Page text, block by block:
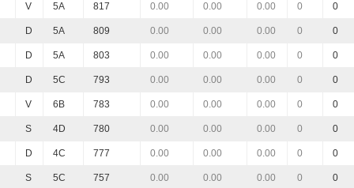
V 5A 817 0.00 0.00 0.00 0 0
D 5A 809 0.00 0.00 0.00 0 0
D 5A 803 0.00 0.00 0.00 0 0
D 5C 793 0.00 0.00 0.00 0 0
V 6B 783 0.00 0.00 0.00 0 0
S 4D 780 0.00 0.00 0.00 0 0
D 4C 777 0.00 0.00 0.00 0 0
S 5C 757 0.00 0.00 0.00 0 0